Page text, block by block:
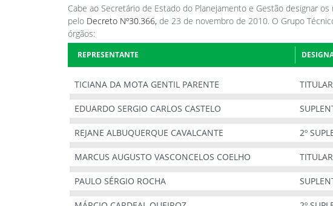
Cabe ao Secretário de Estado do Planejamento e Gestão designar
pelo Decreto Nº30.366, de 23 de novembro de 2010. O Grupo
órgãos:
REPRESENTANTE
TICIANA DA MOTA GENTIL PARENTE
EDUARDO SERGIO CARLOS CASTELO
REJANE ALBUQUERQUE CAVALCANTE 2º
MARCUS AUGUSTO VASCONCELOS COELHO TITULAR
PAULO SÉRGIO ROCHA